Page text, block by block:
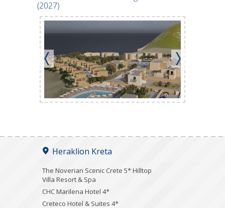
(2027)
Heraklion Kreta
The Noverian Scenic Crete 5* Hilltop
Villa Resort & Spa
CHC Marilena Hotel 4*
Creteco Hotel & Suites 4*